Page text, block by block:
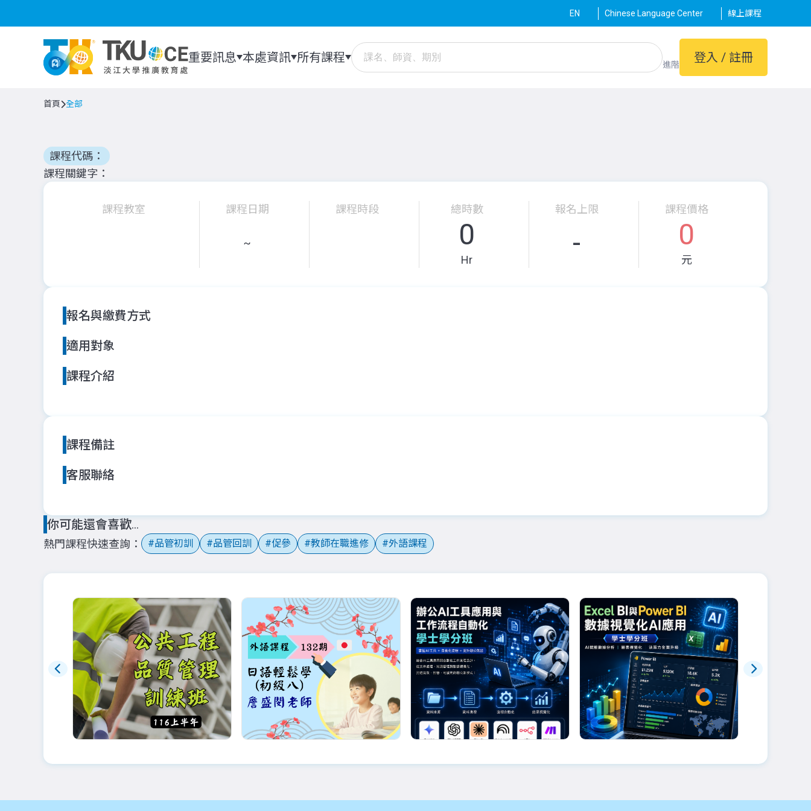
EN Chinese Language Center 線上課程
重要訊息 本處資訊 所有課程 進階 登入 / 註冊
首頁 全部
課程代碼：
課程關鍵字
課程教室 課程日期
~
課程時段 總時數
0
Hr
報名上限
-
課程價格
0
元
報名與繳費方式
適用對象
課程介紹
課程備註
客服聯絡
你可能還會喜歡...
熱門課程快速查詢 品管初訓 品管回訓 促參 教師在職進修 外語課程
月底前更新
級八)_08/29起_詹盛閔老
程自動化學士學分班
覺化AI應用學士學分班
已額滿